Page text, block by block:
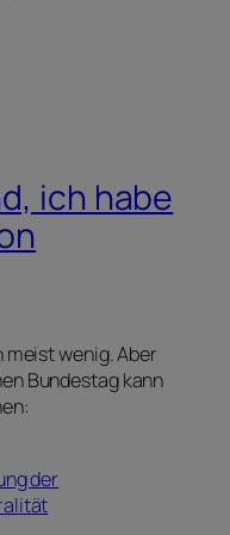
ich habe
wenig. Aber
Bundestag kann
der